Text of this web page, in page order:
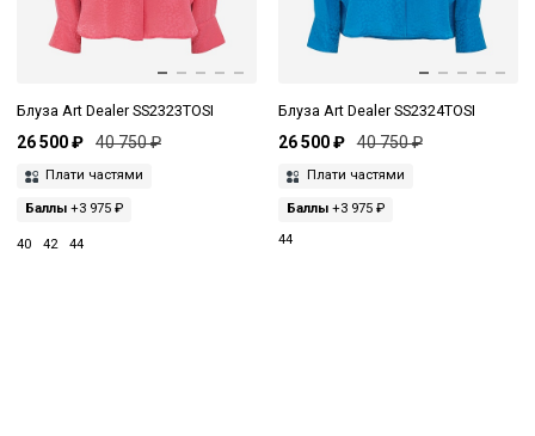
Блуза Art Dealer SS2323TOSI
26 500 ₽ 40 750 ₽
Плати частями
Баллы +3 975 ₽
40 42 44
Блуза Art Dealer SS2324TOSI
26 500 ₽ 40 750 ₽
Плати частями
Баллы+3 975 ₽
44